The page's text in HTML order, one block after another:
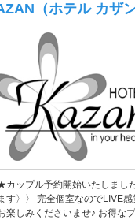
（ホテル カザン
ップル予約開始いたしまし
す〉〉 完全個室なのでLIVE
楽しみくださいませ♪ お得な